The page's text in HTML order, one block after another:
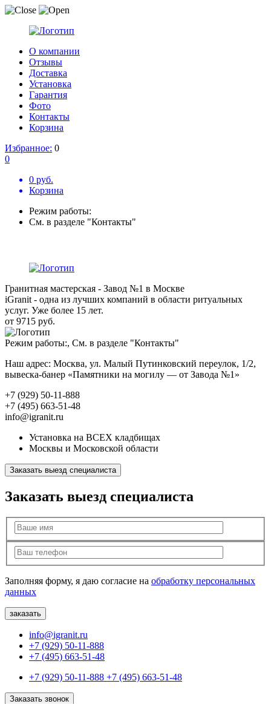
О компании
Отзывы
Доставка
Установка
Гарантия
Фото
Контакты
Корзина
Избранное: 0
0
0 руб.
Корзина
Режим работы:
См. в разделе "Контакты"
Гранитная мастерская - Завод №1 в Москве
iGranit - одна из лучших компаний в области ритуальных
услуг. Уже более 15 лет.
от 9715 руб.
Режим работы:, См. в разделе "Контакты"
Наш адрес: Москва, ул. Малый Путинковский переулок, 1/2,
вывеска-банер «Памятники на могилу — от Завода №1»
+7 (929) 50-11-888
+7 (495) 663-51-48
info@igranit.ru
Установка на ВСЕХ кладбищах
Москвы и Московской области
Заказать выезд специалиста
Заказать выезд специалиста
Заполняя форму, я даю согласие на обработку персональных
данных
info@igranit.ru
+7 (929) 50-11-888
+7 (495) 663-51-48
+7 (929) 50-11-888 +7 (495) 663-51-48
Заказать звонок